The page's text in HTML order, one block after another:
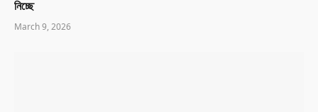
নিচ্ছে
March 9, 2026